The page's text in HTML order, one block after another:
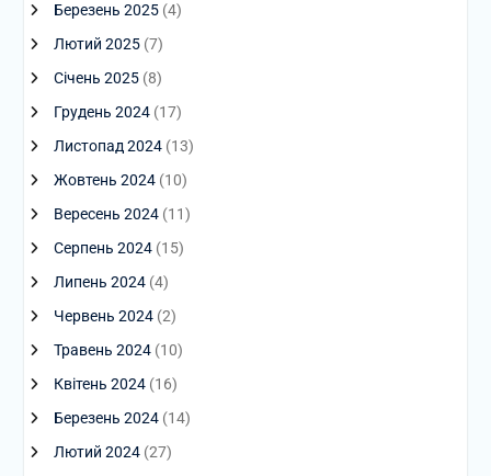
Березень 2025(4)
Лютий 2025(7)
Січень 2025(8)
Грудень 2024(17)
Листопад 2024(13)
Жовтень 2024(10)
Вересень 2024(11)
Серпень 2024(15)
Липень 2024(4)
Червень 2024(2)
Травень 2024(10)
Квітень 2024(16)
Березень 2024(14)
Лютий 2024(27)